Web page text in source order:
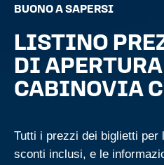
BUONO A SAPERSI
LISTINO
DI
CABINOVIA
Tutti i prezzi dei biglietti per
sconti inclusi, e le